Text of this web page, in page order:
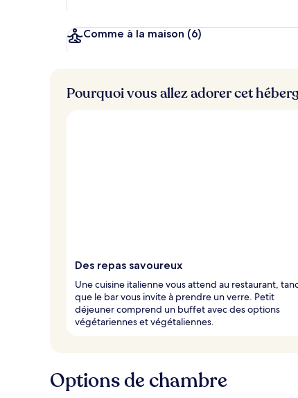
Comme à la maison (6)
Pourquoi vous allez adorer cet
Des repas savoureux
Une cuisine italienne vous attend au restaurant,
que le bar vous invite à prendre un verre. Petit
déjeuner comprend un buffet avec des options
végétariennes et végétaliennes.
Options de chambre